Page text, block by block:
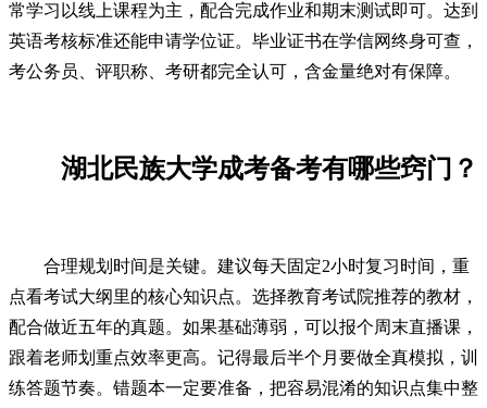
常学习以线上课程为主，配合完成作业和期末测试即可。达到
英语考核标准还能申请学位证。毕业证书在学信网终身可查，
考公务员、评职称、考研都完全认可，含金量绝对有保障。
湖北民族大学成考备考有哪些窍门？
合理规划时间是关键。建议每天固定2小时复习时间，重
点看考试大纲里的核心知识点。选择教育考试院推荐的教材，
配合做近五年的真题。如果基础薄弱，可以报个周末直播课，
跟着老师划重点效率更高。记得最后半个月要做全真模拟，训
练答题节奏。错题本一定要准备，把容易混淆的知识点集中整